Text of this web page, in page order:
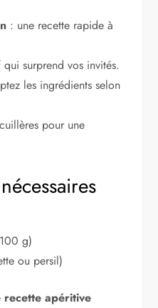
: une recette rapide à
surprend vos invités.
les ingrédients selon
pour une
g)
ou persil)
recette apéritive